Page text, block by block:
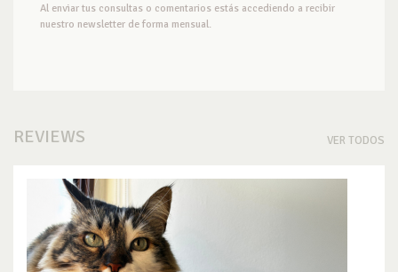
Al enviar tus consultas o comentarios estás accediendo a recibir
nuestro newsletter de forma mensual.
REVIEWS VER TODOS